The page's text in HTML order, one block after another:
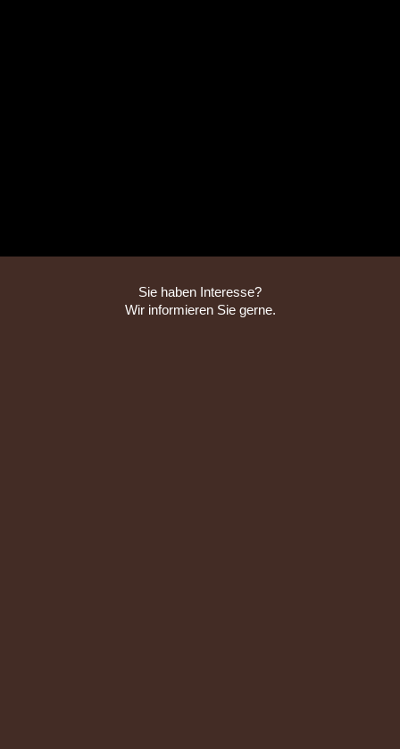
Sie haben Interesse?
Wir informieren Sie gerne.